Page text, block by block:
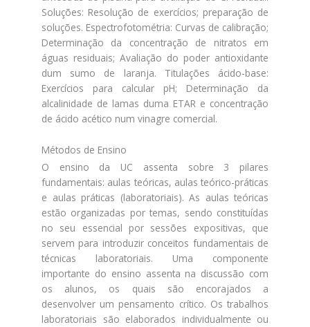
Soluções: Resolução de exercícios; preparação de
soluções. Espectrofotométria: Curvas de calibração;
Determinação da concentração de nitratos em
águas residuais; Avaliação do poder antioxidante
dum sumo de laranja. Titulações ácido-base:
Exercícios para calcular pH; Determinação da
alcalinidade de lamas duma ETAR e concentração
de ácido acético num vinagre comercial.
Métodos de Ensino
O ensino da UC assenta sobre 3 pilares
fundamentais: aulas teóricas, aulas teórico-práticas
e aulas práticas (laboratoriais). As aulas teóricas
estão organizadas por temas, sendo constituídas
no seu essencial por sessões expositivas, que
servem para introduzir conceitos fundamentais de
técnicas laboratoriais. Uma componente
importante do ensino assenta na discussão com
os alunos, os quais são encorajados a
desenvolver um pensamento crítico. Os trabalhos
laboratoriais são elaborados individualmente ou